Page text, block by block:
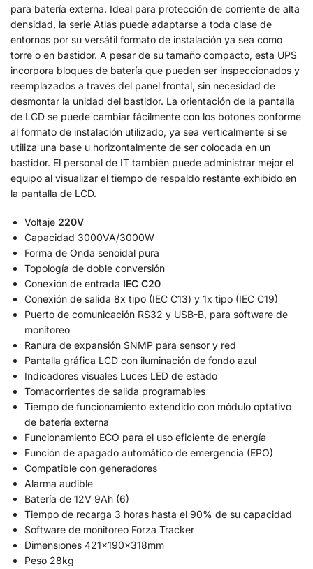
para batería externa. Ideal para protección de corriente de alta
densidad, la serie Atlas puede adaptarse a toda clase de
entornos por su versátil formato de instalación ya sea como
torre o en bastidor. A pesar de su tamaño compacto, esta UPS
incorpora bloques de batería que pueden ser inspeccionados y
reemplazados a través del panel frontal, sin necesidad de
desmontar la unidad del bastidor. La orientación de la pantalla
de LCD se puede cambiar fácilmente con los botones conforme
al formato de instalación utilizado, ya sea verticalmente si se
utiliza una base u horizontalmente de ser colocada en un
bastidor. El personal de IT también puede administrar mejor el
equipo al visualizar el tiempo de respaldo restante exhibido en
la pantalla de LCD.
Voltaje 220V
Capacidad 3000VA/3000W
Forma de Onda senoidal pura
Topología de doble conversión
Conexión de entrada IEC C20
Conexión de salida 8x tipo (IEC C13) y 1x tipo (IEC C19)
Puerto de comunicación RS32 y USB-B, para software de
monitoreo
Ranura de expansión SNMP para sensor y red
Pantalla gráfica LCD con iluminación de fondo azul
Indicadores visuales Luces LED de estado
Tomacorrientes de salida programables
Tiempo de funcionamiento extendido con módulo optativo
de batería externa
Funcionamiento ECO para el uso eficiente de energía
Función de apagado automático de emergencia (EPO)
Compatible con generadores
Alarma audible
Batería de 12V 9Ah (6)
Tiempo de recarga 3 horas hasta el 90% de su capacidad
Software de monitoreo Forza Tracker
Dimensiones 421x190x318mm
Peso 28kg